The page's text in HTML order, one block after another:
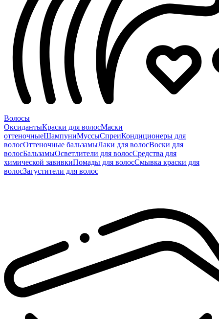
Волосы
ОксидантыКраски для волосМаски
оттеночныеШампуниМуссыСпреиКондиционеры для
волосОттеночные бальзамыЛаки для волосВоски для
волосБальзамыОсветлители для волосСредства для
химической завивкиПомады для волосСмывка краски для
волосЗагустители для волос